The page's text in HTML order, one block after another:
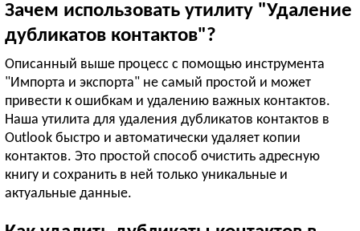
Зачем использовать утилиту "Удаление
дубликатов контактов"?
Описанный выше процесс с помощью инструмента
"Импорта и экспорта" не самый простой и может
привести к ошибкам и удалению важных контактов.
Наша утилита для удаления дубликатов контактов в
Outlook быстро и автоматически удаляет копии
контактов. Это простой способ очистить адресную
книгу и сохранить в ней только уникальные и
актуальные данные.